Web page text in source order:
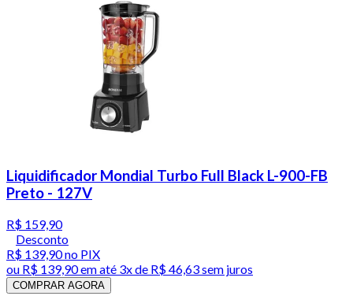
Liquidificador Mondial Turbo Full Black L-900-FB
Preto - 127V
R$ 159,90
Desconto
R$ 139,90no PIX
ou R$ 139,90em até 3x de R$ 46,63 sem juros
COMPRAR AGORA